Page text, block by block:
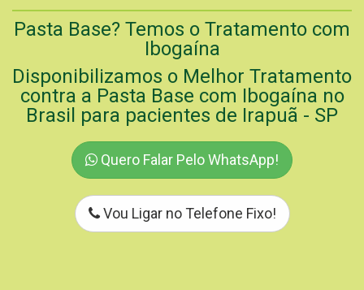
Pasta Base? Temos o Tratamento com
Ibogaína
Disponibilizamos o Melhor Tratamento
contra a Pasta Base com Ibogaína no
Brasil para pacientes de Irapuã - SP
Quero Falar Pelo WhatsApp!
Vou Ligar no Telefone Fixo!